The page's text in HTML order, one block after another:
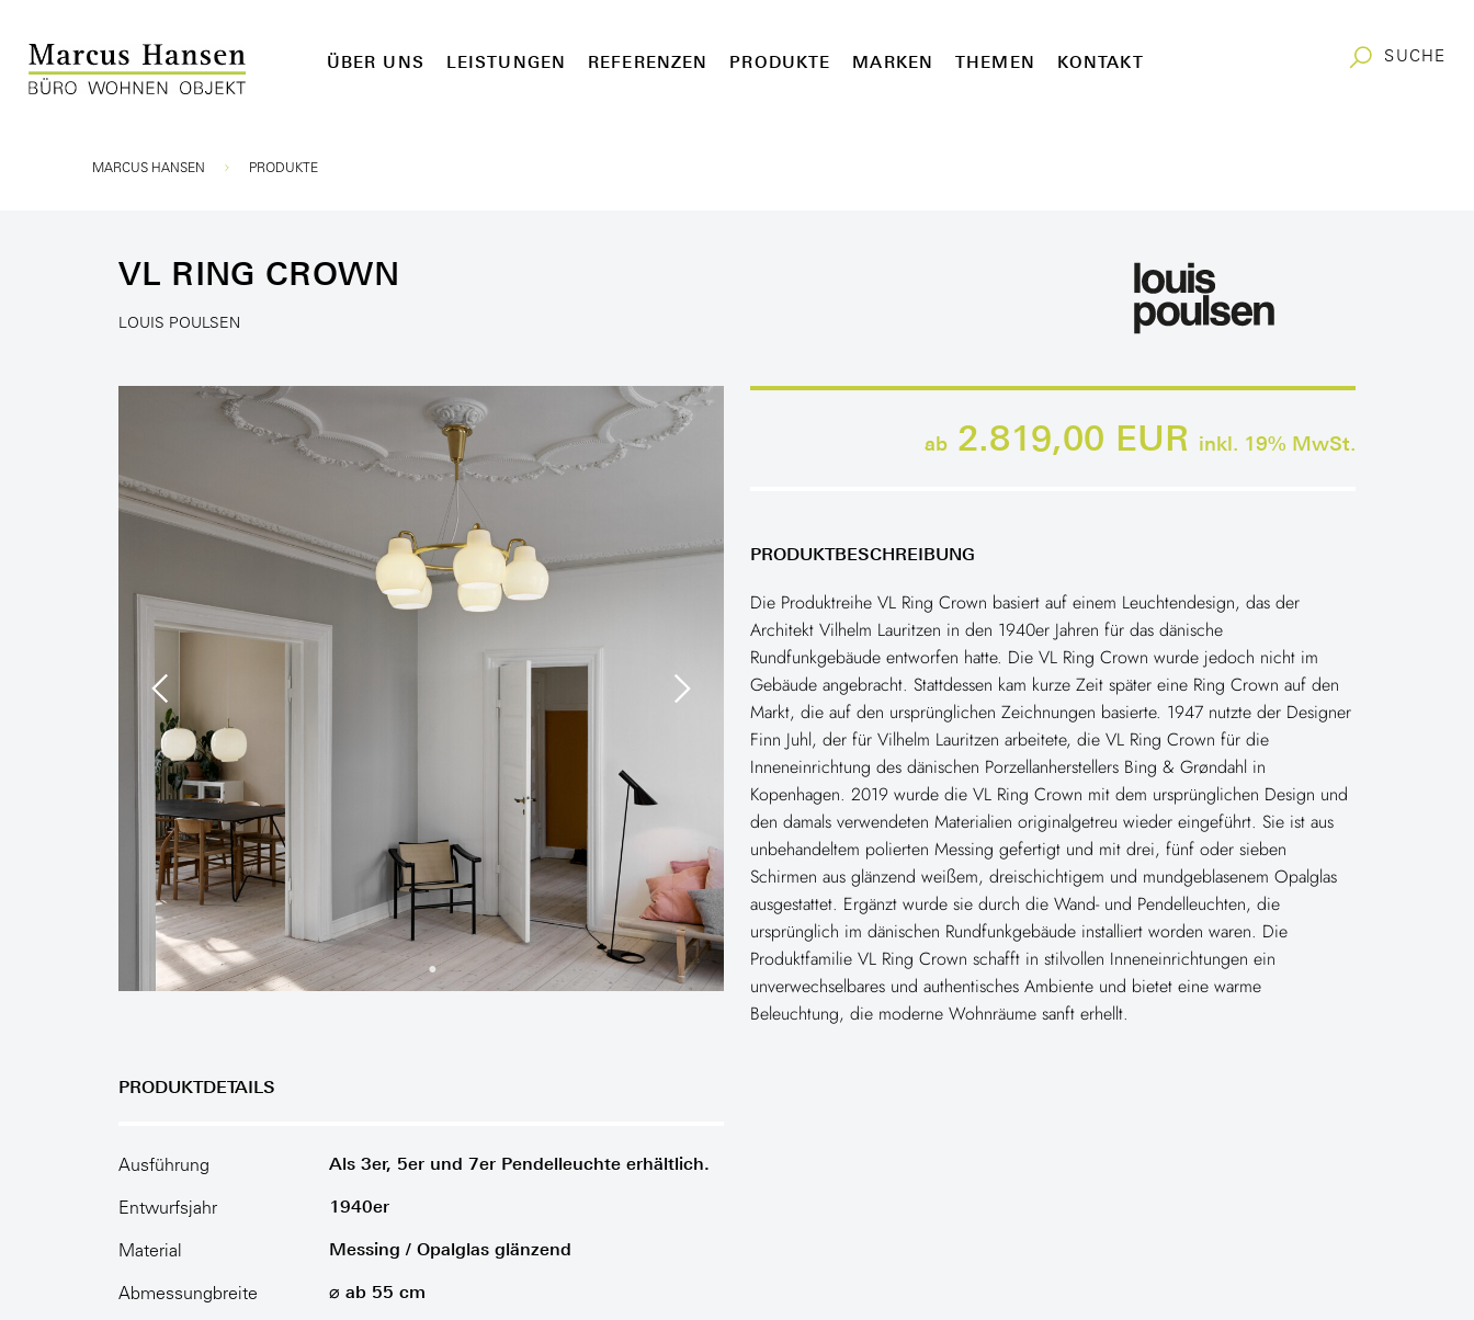
ÜBER UNS LEISTUNGEN REFERENZEN PRODUKTE MARKEN THEMEN KONTAKT SUCHE
Sie sind hier:
MARCUS HANSEN PRODUKTE
VL RING CROWN
LOUIS POULSEN
PRODUKTDETAILS
Ausführung Als 3er, 5er und 7er Pendelleuchte erhältlich.
Entwurfsjahr 1940er
Material Messing / Opalglas glänzend
Abmessungbreite ⌀ ab 55 cm
ab 2.819,00 EUR inkl. 19% MwSt.
PRODUKTBESCHREIBUNG
Die Produktreihe VL Ring Crown basiert auf einem Leuchtendesign, das der
Architekt Vilhelm Lauritzen in den 1940er Jahren für das dänische
Rundfunkgebäude entworfen hatte. Die VL Ring Crown wurde jedoch nicht im
Gebäude angebracht. Stattdessen kam kurze Zeit später eine Ring Crown auf den
Markt, die auf den ursprünglichen Zeichnungen basierte. 1947 nutzte der Designer
Finn Juhl, der für Vilhelm Lauritzen arbeitete, die VL Ring Crown für die
Inneneinrichtung des dänischen Porzellanherstellers Bing & Grøndahl in
Kopenhagen. 2019 wurde die VL Ring Crown mit dem ursprünglichen Design und
den damals verwendeten Materialien originalgetreu wieder eingeführt. Sie ist aus
unbehandeltem polierten Messing gefertigt und mit drei, fünf oder sieben
Schirmen aus glänzend weißem, dreischichtigem und mundgeblasenem Opalglas
ausgestattet. Ergänzt wurde sie durch die Wand- und Pendelleuchten, die
ursprünglich im dänischen Rundfunkgebäude installiert worden waren. Die
Produktfamilie VL Ring Crown schafft in stilvollen Inneneinrichtungen ein
unverwechselbares und authentisches Ambiente und bietet eine warme
Beleuchtung, die moderne Wohnräume sanft erhellt.